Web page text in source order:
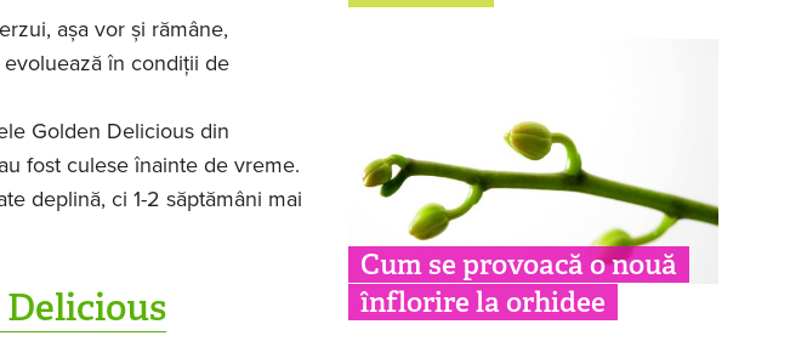
așa vor și rămâne,
în condiții de
Golden Delicious din
fost culese înainte de vreme.
deplină, ci 1-2 săptămâni mai
Cum se provoacă o nouă
înflorire la orhidee